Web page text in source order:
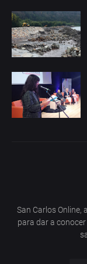
San Carlos Online,
para dar a